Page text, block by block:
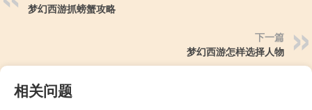
梦幻西游抓螃蟹攻略
下一篇
梦幻西游怎样选择人物
相关问题